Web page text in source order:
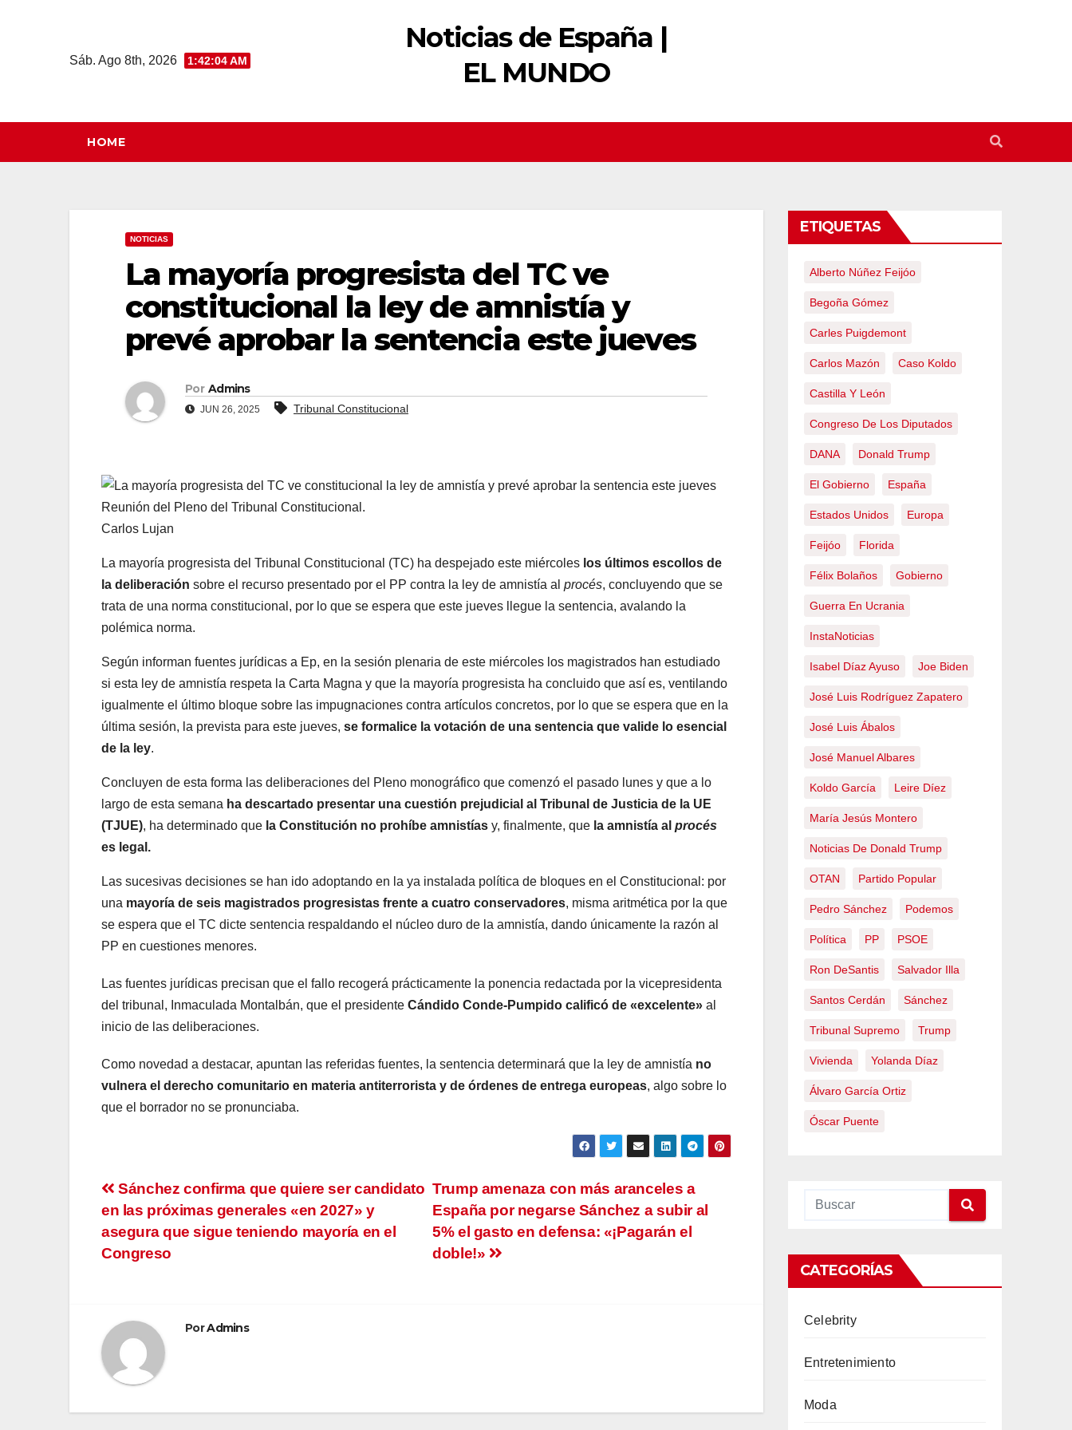
Sáb. Ago 8th, 2026 1:42:04 AM
Noticias de España |
EL MUNDO
HOME
NOTICIAS
La mayoría progresista del TC ve
constitucional la ley de amnistía y
prevé aprobar la sentencia este jueves
Por Admins
JUN 26, 2025 Tribunal Constitucional
Reunión del Pleno del Tribunal Constitucional.
Carlos Lujan
La mayoría progresista del Tribunal Constitucional (TC) ha despejado este miércoles los últimos escollos de
la deliberación sobre el recurso presentado por el PP contra la ley de amnistía al procés, concluyendo que se
trata de una norma constitucional, por lo que se espera que este jueves llegue la sentencia, avalando la
polémica norma.
Según informan fuentes jurídicas a Ep, en la sesión plenaria de este miércoles los magistrados han estudiado
si esta ley de amnistía respeta la Carta Magna y que la mayoría progresista ha concluido que así es, ventilando
igualmente el último bloque sobre las impugnaciones contra artículos concretos, por lo que se espera que en la
última sesión, la prevista para este jueves, se formalice la votación de una sentencia que valide lo esencial
de la ley.
Concluyen de esta forma las deliberaciones del Pleno monográfico que comenzó el pasado lunes y que a lo
largo de esta semana ha descartado presentar una cuestión prejudicial al Tribunal de Justicia de la UE
(TJUE), ha determinado que la Constitución no prohíbe amnistías y, finalmente, que la amnistía al procés
es legal.
Las sucesivas decisiones se han ido adoptando en la ya instalada política de bloques en el Constitucional: por
una mayoría de seis magistrados progresistas frente a cuatro conservadores, misma aritmética por la que
se espera que el TC dicte sentencia respaldando el núcleo duro de la amnistía, dando únicamente la razón al
PP en cuestiones menores.
Las fuentes jurídicas precisan que el fallo recogerá prácticamente la ponencia redactada por la vicepresidenta
del tribunal, Inmaculada Montalbán, que el presidente Cándido Conde-Pumpido calificó de «excelente» al
inicio de las deliberaciones.
Como novedad a destacar, apuntan las referidas fuentes, la sentencia determinará que la ley de amnistía no
vulnera el derecho comunitario en materia antiterrorista y de órdenes de entrega europeas, algo sobre lo
que el borrador no se pronunciaba.
Navegación
de
entradas
Trump amenaza con más aranceles a
España por negarse Sánchez a subir al
5% el gasto en defensa: «¡Pagarán el
doble!»
Sánchez confirma que quiere ser candidato
en las próximas generales «en 2027» y
asegura que sigue teniendo mayoría en el
Congreso
PorAdmins
ETIQUETAS
Alberto Núñez Feijóo
Begoña Gómez
Carles Puigdemont
Carlos Mazón Caso Koldo
Castilla Y León
Congreso De Los Diputados
DANA Donald Trump
El Gobierno España
Estados Unidos Europa
Feijóo Florida
Félix Bolaños Gobierno
Guerra En Ucrania
InstaNoticias
Isabel Díaz Ayuso Joe Biden
José Luis Rodríguez Zapatero
José Luis Ábalos
José Manuel Albares
Koldo García Leire Díez
María Jesús Montero
Noticias De Donald Trump
OTAN Partido Popular
Pedro Sánchez Podemos
Política PP PSOE
Ron DeSantis Salvador Illa
Santos Cerdán Sánchez
Tribunal Supremo Trump
Vivienda Yolanda Díaz
Álvaro García Ortiz
Óscar Puente
CATEGORÍAS
Celebrity
Entretenimiento
Moda